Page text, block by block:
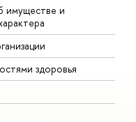
имуществе и
здоровья